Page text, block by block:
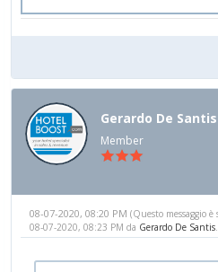
Gerardo De Santis
Member
08-07-2020, 08:20 PM (Questo messaggio
08-07-2020, 08:23 PM da Gerardo De Santis